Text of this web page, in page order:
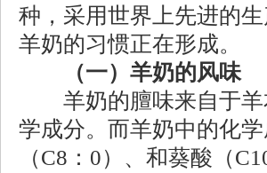
种，采用世界上先进的
羊奶的习惯正在形成。
（一）羊奶的风味
羊奶的膻味来自于羊
学成分。而羊奶中的化
（C8：0）、和葵酸（